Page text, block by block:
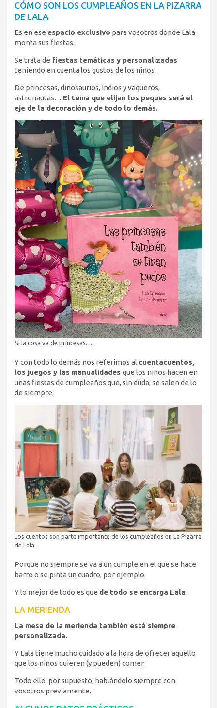
CÓMO SON LOS CUMPLEAÑOS EN LA PIZARRA
DE LALA
Es en ese espacio exclusivo para vosotros donde Lala
monta sus fiestas.
Se trata de fiestas temáticas y personalizadas
teniendo en cuenta los gustos de los niños.
De princesas, dinosaurios, indios y vaqueros,
astronautas… El tema que elijan los peques será el
eje de la decoración y de todo lo demás.
Si la cosa va de princesas….
Y con todo lo demás nos referimos al cuentacuentos,
los juegos y las manualidades que los niños hacen en
unas fiestas de cumpleaños que, sin duda, se salen de lo
de siempre.
Los cuentos son parte importante de los cumpleaños en La Pizarra
de Lala.
Porque no siempre se va a un cumple en el que se hace
barro o se pinta un cuadro, por ejemplo.
Y lo mejor de todo es que de todo se encarga Lala.
LA MERIENDA
La mesa de la merienda también está siempre
personalizada.
Y Lala tiene mucho cuidado a la hora de ofrecer aquello
que los niños quieren (y pueden) comer.
Todo ello, por supuesto, hablándolo siempre con
vosotros previamente.